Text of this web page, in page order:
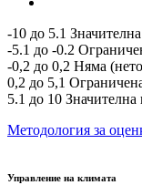
-10 до 5.1
-5.1 до -0.2
-0,2 до 0,2 Няма
0,2 до 5,1
5.1 до 10
Методология за
Управление на климата